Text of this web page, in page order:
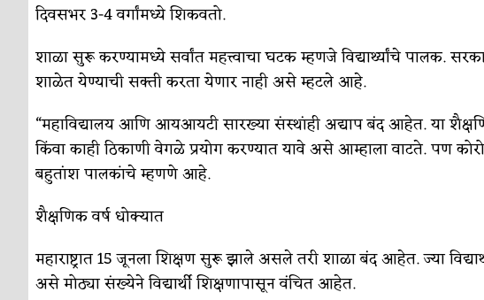
दिवसभर 3-4 वर्गांमध्ये शिकवतो.
शाळा सुरू करण्यामध्ये सर्वांत महत्त्वाचा घटक म्हणजे विद्यार्थ्यांचे पालक.
शाळेत येण्याची सक्ती करता येणार नाही असे म्हटले आहे.
“महाविद्यालय आणि आयआयटी सारख्या संस्थांही अद्याप बंद आहेत. या
किंवा काही ठिकाणी वेगळे प्रयोग करण्यात यावे असे आम्हाला वाटते. पण
बहुतांश पालकांचे म्हणणे आहे.
शैक्षणिक वर्ष धोक्यात
महाराष्ट्रात 15 जूनला शिक्षण सुरू झाले असले तरी शाळा बंद आहेत. ज्या
असे मोठ्या संख्येने विद्यार्थी शिक्षणापासून वंचित आहेत.